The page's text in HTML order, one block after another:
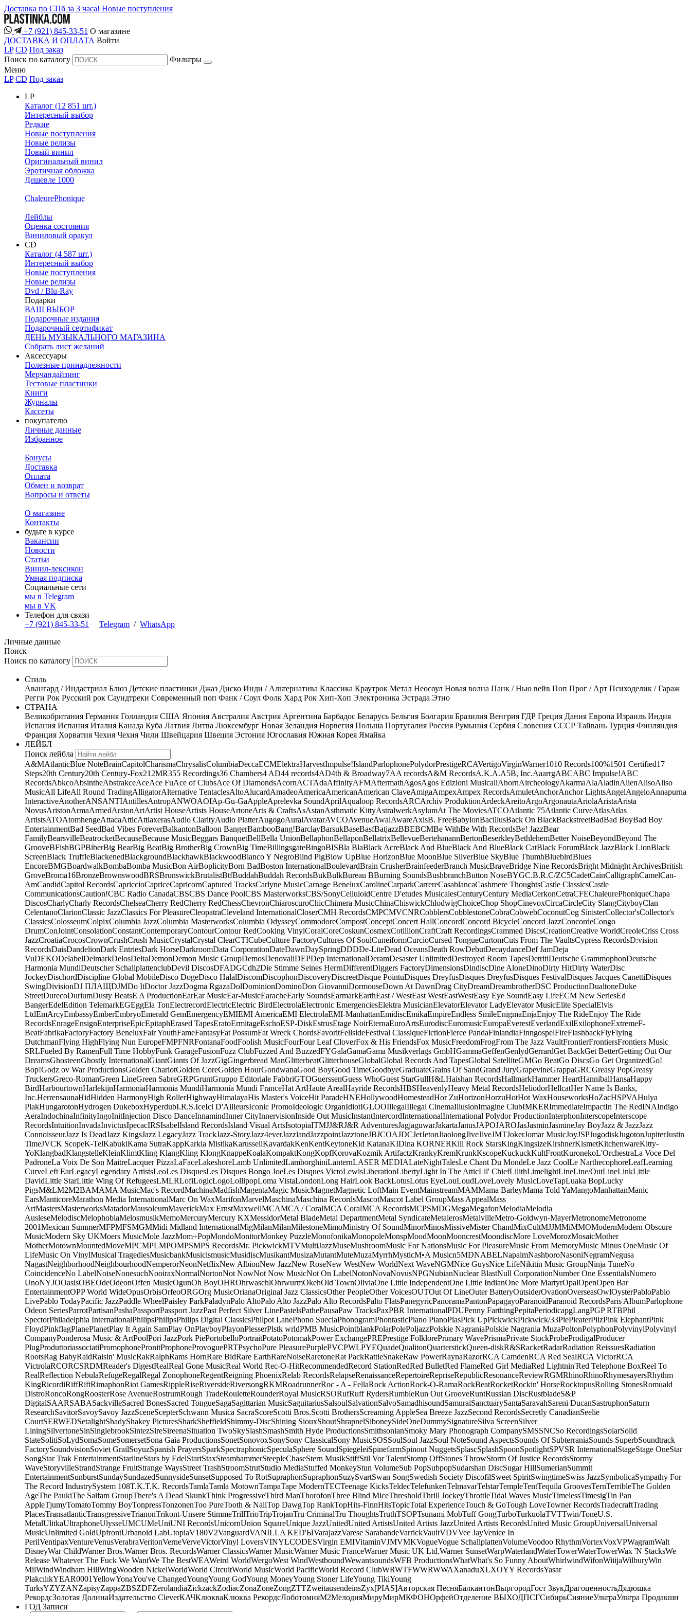
Доставка по СПб за 3 часа! Новые поступления
+7 (921) 845-33-51 О магазине
ДОСТАВКА И ОПЛАТА Войти
LP CD Под заказ
Поиск по каталогу
Фильтры
Меню
LP CD Под заказ
LP
Каталог (12 851 шт.)
Интересный выбор
Редкие
Новые поступления
Новые релизы
Новый винил
Оригинальный винил
Эротичная обложка
Дешевле 1000
ChaleurePhonique
Лейблы
Оценка состояния
Виниловый оракул
CD
Каталог (4 587 шт.)
Интересный выбор
Новые поступления
Новые релизы
Dvd / Blu-Ray
Подарки
ВАШ ВЫБОР
Подарочные издания
Подарочный сертификат
ДЕНЬ МУЗЫКАЛЬНОГО МАГАЗИНА
Собрать лист желаний
Аксессуары
Полезные принадлежности
Мерчандайзинг
Тестовые пластинки
Книги
Журналы
Кассеты
покупателю
Личные данные
Избранное
Бонусы
Доставка
Оплата
Обмен и возврат
Вопросы и ответы
О магазине
Контакты
будьте в курсе
Вакансии
Новости
Статьи
Винил-лексикон
Умная подписка
Социальные сети
мы в Telegram
мы в VK
Телефон для связи
+7 (921) 845-33-51
Telegram / WhatsApp
Личные данные
Поиск
Поиск по каталогу
Стиль
Авангард / Индастриал Блюз Детские пластинки Джаз Диско Инди / Альтернатива Классика Краутрок Метал Неосоул Новая волна Панк / Нью вейв Поп Прог / Арт Психоделик / Гараж
Регги Рок Русский рок Саундтреки Современный поп Фанк / Соул Фолк Хард Рок Хип-Хоп Электроника Эстрада Этно
СТРАНА
Великобритания Германия Голландия США Япония Австралия Австрия Аргентина Барбадос Беларусь Бельгия Болгария Бразилия Венгрия ГДР Греция Дания Европа Израиль Индия
Испания Испания Италия Канада Куба Латвия Литва Люксембург Новая Зеландия Норвегия Польша Португалия Россия Румыния Сербия Словения СССР Тайвань Турция Финляндия
Франция Хорватия Чехия Чехия Чили Швейцария Швеция Эстония Югославия Южная Корея Ямайка
ЛЕЙБЛ
Поиск лейбла
A&MAtlanticBlue NoteBrainCapitolCharismaChrysalisColumbiaDeccaECMElektraHarvestImpulse!IslandParlophonePolydorPrestigeRCAVertigoVirginWarner1010 Records100%1501 Certified17
Steps20th Century20th Century-Fox21 2MR355 Recordings36 Chambers4 AD44 records4AD4th & Broadway7AA recordsA&M RecordsA.K.A.A5B, Inc.AaarrgABCABC Impulse!ABC
RecordsAbkcoAbsintheAbstrakceAceAce FuAce of ClubsAce Of DiamondsAcornACTAdaAffinityAFMAftermathAgosAgos Edizioni MusicaliAhornAircheologyAkarmaAlaAladinAlienAlisoAliso
MusicAll LifeAll Round TradingAlligatorAlternative TentaclesAltoAlucardAmadeoAmericaAmericanAmerican ClaveAmigaAmpexAmpex RecordsAmuletAnchorAnchor LightsAngelAngeloAnnapurna
InteractiveAnotherANSANTIAntillesAntropANWOAOIAp-Gu-GaAppleAprelevka SoundAprilAqualoop RecordsARCArchiv ProduktionArdeckAreitoArgoArgonautaAriolaAristaArista
NovusAristonArmaArmedArstonArtArtist HouseArtists HouseArtoneArts & CraftsAsAstanAsthmatic KittyAstralwerkAsylumAt The MoviesATCOAtlantic 75Atlantic CurveAtlasAtlas
ArtistsATOAtomhengeAttacaAtticAttlaxerasAudio ClarityAudio PlatterAugogoAuralAvatarAVCOAvenueAwalAwareAxisB. FreeBabylonBacillusBack On BlackBackstreetBadBad BoyBad Boy
EntertainmentBad SeedBad Vibes ForeverBalkantonBalloon BangerBambooBang!BarclayBarsukBaseBasfBatjazzBBEBCMBe WithBe With RecordsBe! JazzBear
FamilyBearsvilleBeatrocketBecauseBecause MusicBeggars BanquetBellBella UnionBellaphonBellaponBellatrixBellevueBertelsmannBertonBeserkleyBethlehemBetter NoiseBeyondBeyond The
GrooveBFishBGPBiberBig BearBig BeatBig BrotherBig CrownBig TimeBillingsgateBingoBISBla BlaBlack AcreBlack And BlueBlack And BlueBlack CatBlack ForumBlack JazzBlack LionBlack
ScreenBlack TruffleBlackenedBlackgroundBlackhawkBlackwoodBlanco Y NegroBlind PigBlow UpBlue HorizonBlue MoonBlue SilverBlue SkyBlue ThumbBluebirdBlues
EncoreBMGBoardwalkBombaBomba MusicBon AirBoplicityBorn BadBoston InternationalBoulevardBrain CrusherBrainfeederBranch MusicBraveBridge Nine RecordsBright Midnight ArchivesBritish
GroveBroma16BronzeBrownswoodBRSBrunswickBrutalistBtfBuddahBuddah RecordsBukBulkBureau BBurning SoundsBushbranchButton NoseBYGC.B.R.C/ZC5CadetCainCalligraphCamelCan-
AmCandidCapitol RecordsCapriccioCapriceCapricornCaptured TracksCarlyne MusicCarnage BeneluxCarolineCarparkCarrereCasablancaCashmere ThoughtsCastle ClassicsCastle
CommunicationsCaution!CBC Radio CanadaCBSCBS Dance PoolCBS MasterworksCBS/SonyCelluloidCentre D'etudes MusicalesCenturyCentury MediaCerkonCetraCFEChaleurePhoniqueChapa
DiscosCharlyCharly RecordsChelseaCherry RedCherry RedChessChevronChiaroscuroChicChimera MusicChinaChiswickChlodwigChoiceChop ShopCinevoxCircaCircleCity SlangCityboyClan
CelentanoClarionClassic JazzClassics For PleasureCleopatraCleveland InternationalCloserCMH RecordsCMPCMVCNRCobblersCobblestoneCobraCobwebCoconutCog SinisterCollector'sCollector's
ClassicsColosseumColpixColumbia JazzColumbia MasterworksColumbia OdysseyCommodoreCompostConceptConcert HallConcordConcord BicycleConcord JazzConcordeCongo
DrumConJointConsolationConstantContemporaryContourContour RedCooking VinylCoralCoreCoskunCosmexCotillionCraftCraft RecordingsCrammed DiscsCreationCreative WorldCreoleCriss Cross
JazzCroatiaCrocosCrownCrushCrush MusicCrystalCrystal ClearCTICubeCulture FactoryCultures Of SoulCuneiformCurcioCursed TongueCurtomCuts From The VaultsCypress RecordsD:vision
RecordsDaisDandelionDark EntriesDark HorseDarkroomData CorporationDateDawnDaySpringDDDDe-LiteDead OceansDeath RowDebutDecaydanceDef JamDeja
VuDEKODelabelDelmarkDelosDeltaDemonDemon Music GroupDemosDenovaliDEPDep InternationalDeramDesaster UnlimitedDestroyed Room TapesDetritiDeutsche GrammophonDeutsche
Harmonia MundiDeutscher SchallplattenclubDevil DiscosDFADGCdh2Die Stimme Seines HerrnDifferentDiggers FactoryDimensionsDindiscDine AloneDinoDirty HitDirty WaterDisc
JockeyDischordDiscipline Global MobileDisco DogeDisco HalalDiscomDiscophonDiscoveryDiscreetDisque PointuDisques DreyfusDisques DreyfusDisques FestivalDisques Jacques CanettiDisques
SwingDivisionDJ ПЛАЩDJMDo ItDoctor JazzDogma RgazaDolDominionDominoDon GiovanniDormouseDown At DawnDrag CityDreamDreambrotherDSC ProductionDualtoneDuke
StreetDurecoDuriumDusty BeatsE A ProductionEarEar MusicEar-MusicEaracheEarly SoundsEarmarkEarthEast / WestEast WestEastWestEasy Eye SoundEasy LifeECM New SeriesEd
BangerEdelEdition TelemarkEGEggEla TonElectrecordElectricElectric BirdElectrolaElectronic EmergenciesElektra MusicianElevatorElevator LadyElevator MusicElite SpecialElvis
LtdEmArcyEmbassyEmberEmbryoEmerald GemEmergencyEMIEMI AmericaEMI ElectrolaEMI-ManhattanEmidiscEmikaEmpireEndless SmileEnigmaEnjaEnjoy The RideEnjoy The Ride
RecordsEnrageEnsignEnterpriseEpicEpitaphErased TapesEratoErmitageEschoESP-DiskEstrusEtage NoirEternaEuroArtsEurodiscEuromusicEuropaEverestEverlandExilExilophoneExtremeF-
BeatFabrikaFactoryFactory BeneluxFair YouthFameFantasyFat PossumFat Wreck ChordsFavoritFellsideFestival ClassiqueFictionFierce PandaFinlandiaFinngospelFireFlashbackFlyFlying
DutchmanFlying HighFlying Nun EuropeFMPFNRFontanaFoodFoolish MusicFourFour Leaf CloverFox & His FriendsFox MusicFreedomFrogFrom The Jazz VaultFrontierFrontiersFrontiers Music
SRLFueled By RamenFull Time HobbyFunk GarageFusionFuzz ClubFuzzed And BuzzedFYGalaGamaGama Musikverlags GmbHGammaGeffenGenlydGerrardGet BackGet BetterGetting Out Our
DreamsGhosteenGhostly InternationalGiantGiants Of JazzGigGingerbread ManGlitterbeatGlitterhouseGlobalGlobal Records And TapesGlobal SatelliteGMGo BeatGo DiscsGo Get OrganizedGo!
Bop!Godz ov War ProductionsGolden ChariotGolden CoreGolden HourGondwanaGood BoyGood TimeGoodbyeGraduateGrains Of SandGrand JuryGrapevineGrappaGRCGreasy PopGreasy
TruckersGreco-RomanGreen LineGreen SabreGRPGruntGruppo Editoriale FabbriGTOGuerssenGuess WhoGuest StarGullH&LHaishan RecordsHallmarkHammer HeartHannibalHansaHappy
BirdHarbourtownHarlekijnHarmoniaHarmonia MundiHarmonia Mundi FranceHat ArtHaute ArealHayride RecordsHBSHeavenlyHeavy Metal RecordsHeliodorHellcatHer Name Is Banks,
Inc.HerrensaunaHidHidden HarmonyHigh RollerHighwayHimalayaHis Master's VoiceHit ParadeHNEHollywoodHomesteadHor ZuHorizonHorzuHotHot WaxHouseworksHoZacHSPVAHulya
PlakHungarotonHydrogen DukeboxHyperdubI.R.S.IceIci D'AilleursIconic PromoIdeologic OrganIdiotIGLOOIllegalIllegal CinemaIllusionImagine ClubIMKERImmediateImpactIn The RedINAIndigo
AeraIndochinaInfinityIngoInitInjection Disco DanceInnamindInner CityInnervisionInside Out MusicInstantIntercordInternationalInternational Polydor ProductionInterphonInterscopeInterscope
RecordsIntuitionInvadaInvictusIpecacIRSIsabelIsland RecordsIsland Visual ArtsIsotopiaITMJJ&RJ&R AdventuresJagjaguwarJakartaJanusJAPOJAROJasJasminJasmineJay BoyJazz & JazzJazz
ConnoisseurJazz Is DeadJazz KingsJazz LegacyJazz TrackJazz-StoryJazz4everJazzlandJazzpointJazztoneJBJCOAJDCJetJetonJiaolongJiveJiveJMTJokerJomar MusicJoyJSPJugodiskJugotonJupiterJustin
TimeJVCK ScopeK-TelKabukiKama SutraKappKarkia MistikaKarussellKavardakKenKentKeytoneKid KatanaKIDina KORNERKill Rock StarsKingKingsizeKirshnerKismetKitchenwareKitty-
YoKlangbadKlangstelleKleinKlimtKling KlangKling KlongKnappeKoalaKompaktKongKopfKorovaKozmik ArtifactzKrankyKremKrunkKscopeKuckuckKultFrontKuronekoL'OrchestraLa Voce Del
PadroneLa Voix De Son MaitreLacquer PizzaLaFaceLakeshoreLamb UnlimitedLamborghiniLanternLASER MEDIALateNightTalesLe Chant Du MondeLe Jazz CoolLe NarthecophoreLeafLearning
CurveLeft EarLegacyLegendary ArtistsLeoLes DisquesLes Disques Bongo JoeLes Disques VictoLewisLiberationLibertyLight In The AtticLil' ChiefLilithLimelightLineLine/OutLineLinkLittle
DavidLittle StarLittle Wing Of RefugeesLMLRLofiLogicLogoLollipopLoma VistaLondonLong HairLook BackLotusLotus EyeLouLoudLoveLovely MusicLoveTapLuaka BopLucky
PigsM&LM2M2BAMAMA MusicMac's RecordMachinaMadfishMagentaMagic MusicMagnetMagnetic LoftMain EventMainstreamMAMMama BarleyMama Told YaMangoManhattanManic
EarsManticoreMarathon Media InternationalMarc On WaxMarifonMarvelMaschinaMaschina RecordsMascotMascot Label GroupMass AppealMass
ArtMastersMasterworksMatadorMausoleumMaverickMax ErnstMaxwellMCAMCA / CoralMCA CoralMCA RecordsMCPSMDGMegaMegafonMelodiaMelodia
AusleseMelodiscMelophobiaMelosmusikMemoMercuryMercury KXMessidorMetal BladeMetal DepartmentMetal SyndicateMetalerosMetalvilleMetro-Goldwyn-MayerMetronomeMetronome
2001Mexican SummerMFPMFSMGMMidi Midland InternationalMigMilanMilanMilestoneMimoMinistry Of SoundMinorMinosMissiveMister ChandMixCultMJJMMiMMOModernModern Obscure
MusicModern Sky UKMoers MusicMole JazzMom+PopMondoMonitorMonkey PuzzleMonofonikaMonopoleMonspMoodMoonMooncrestMoondiscMore LoveMorozMosaicMother
MotherMotownMountedMoveMPCMPLMPOMPSMPS RecordsMr. PickwickMTVMultiJazzMuseMushroomMusic For NationsMusic For PleasureMusic From MemoryMusic Minus OneMusic Of
LifeMusic On VinylMusical TragediesMusicbankMusicismusicMusidiscMusikantMusizaMutantMuteMuzaMyrrhMysticM•A Musicn5MDNABELNapalmNashboroNasoniNegramNegusa
NagastNeighborhoodNeighbourhoodNemperorNeonNetflixNew AlbionNew JazzNew RoseNew WestNew WorldNext WaveNGMNice GuysNice LifeNikitin Music GroupNinja TuneNo
CoincidenceNo LabelNoiseNonesuchNooiraxNormalNortonNot NowNot Now MusicNot On LabelNotonNovaNovusNPGNubianNuclear BlastNull CorporationNumber One EssentialsNumero
UnoNYJOOasisOBEOdeOdeonOffen MusicOgunOh BoyOHROhrwaschlOhrwurmOkehOld TownOliviaOne Little IndependentOne Little IndianOne More MartyrOpalOpenOpen Bar
EntertainmentOPP World WideOpusOrbisOrfeoORGOrg MusicOrianaOriginal Jazz ClassicsOther PeopleOther VoicesOUTOut Of LineOuter BatteryOutsiderOvationOverseasOwlOysterPabloPablo
LivePablo TodayPacific JazzPaddle WheelPaisley ParkPaladynPalo AltoPalo Alto JazzPalo Alto RecordsPalto FlatsPanegyricPanoramaPantonPapagayoParanoidParanoid RecordsParis AlbumParlophone
Odeon SeriesParrotPartisanPashaPassportPassport JazzPast Perfect Silver LinePastelsPathePausaPaw TracksPaxPBR InternationalPDUPenny FarthingPepitaPeriodicapgLangPGP RTBPhil
SpectorPhiladelphia InternationalPhilipsPhilipsPhilips Digital ClassicsPhilpot LanePhono SueciaPhonogramPhontasticPiano PianoPiasPick UpPickwickPickwick/33PiePieaterPilzPink ElephantPink
FloydPinkflagPlanePlanetPlay It Again SamPlay OnPlayboyPlayonPlesserPlstk wrldPMB MusicPointblankPolarPolePoljazzPolskie NagraniaPolskie Nagrania MuzaPoltonPolyphonPolyvinylPolyvinyl
CompanyPonderosa Music & ArtPoolPori JazzPork PiePortobelloPortraitPotatoPotomakPower ExchangePREPrestige FolklorePrimary WavePrismaPrivate StockProbeProdigalProducer
PlugProduttoriassociatiPromophonePronitProphoneProvoguePRTPsychoPure PleasurePurplePVCPWLPYEQuadeQualitonQuarterstickQueen-diskR&SRacketRadarRadiation ReissuesRadiation
RootsRag BabyRaidRaisin' MusicRakRalphRams HornRare BidRare EarthRareNoiseRaretoneRat PackRattleSnakeRaw PowerRaynaRazorRCA CamdenRCA Red SealRCA VictorRCA
VictrolaRCORCSRDMReader's DigestRealReal Gone MusicReal World Rec-O-HitRecommendedRecord StationRedRed BulletRed FlameRed Girl MediaRed Lightnin'Red Telephone BoxReel To
RealReflection NebulaRefugeRegalRegal ZonophoneRegentReigning PhoenixRelab RecordsRelapseRenaissanceRepertoireRepriseRepublicResonanceReviewRGMRhinoRhinoRhymesayersRhythm
KingRicordiRiffRiftRimaphonRiot GamesRippleRiseRiversideRiversongRKMRoadrunnerRoc - A - FellaRock ActionRock-O-RamaRockBeatRocketRockin' HorseRocktopusRolling StonesRomuald
DistroRoncoRongRoosterRose AvenueRostrumRough TradeRouletteRounderRoyal MusicRSORufRuff RydersRumbleRun Out GrooveRuntRussian DiscRustbladeS&P
DigitalSAARSABASackvilleSacred BonesSacred TongueSagaSagittarian MusicSaguitariusSalsoulSalvationSalvoSamadhisoundSamuraiSanctuarySantaSaravahSareni DucanSastruphonSaturn
ResearchSavitorSavoySavoy JazzSceneScepterSchwann Musica SacraScoreScotti Bros.Scotti BrothersScreaming AppleSea Breeze JazzSecond RecordsSecretly CanadianSeelie
CourtSERWEDSetalightShadyShakey PicturesSharkSheffieldShimmy-DiscShining SiouxShoutShrapnelSiboneySideOneDummySignatureSilva ScreenSilver
LiningSilvertoneSinSinglebrookSintezSireSireenaSituation TwoSkySlashSmashSmith Hyde ProductionsSmithsonianSmoky Mary Phonograph CompanySMSSNCSo RecordingsSolarSolid
StateSolitiSoLydSomaSomeSomersetSona Gaia ProductionsSonetSonovoxSonySony ClassicalSony MusicSOSSoulSoul JazzSoul NoteSound AspectsSounds Of SubterraniaSounds SuperbSoundtrack
FactorySoundvisionSoviet GrailSoyuzSpanish PrayersSparkSpectraphonicSpeculaSphere SoundSpiegeleiSpinefarmSpinout NuggetsSplascSplashSpoonSpotlightSPVSR InternationalStageStage OneStar
SongStar Trak EntertainmentStarlineStars by EdelStartStaxSteamhammerSteepleChaseStern MusikStiffStil Vor TalentStomp OffStones ThrowStorm Of Justice RecordsStormy
WaveStoryvilleStrandStrange FruitStrange WaysStreet TrashStroomStrutStudio MediaStuffed MonkeyStun VolumeSub PopSubpopSudarshan DiscSugar HillSumerianSummit
EntertainmentSunburstSundaySundazedSunnysideSunsetSupposed To RotSupraphonSupraphonSuzySvartSwan SongSwedish Society DiscofilSweet SpiritSwingtimeSwiss JazzSymbolicaSympathy For
The Record IndustrySystem 108T.K.T.K. RecordsTamlaTamla MotownTampaTape ModernTECTeenage KicksTeldecTelefunkenTelmavarTelstarTempleTentTequila GroovesTernTerribleThe Golden
AgeThe PaukiThe Saifam GroupThere's A Dead SkunkThink ProgressiveThird ManThorofonThree Blind MiceThresholdThrill JockeyThrottleTidal Waves MusicTimelessTimesigTin Pan
AppleTjumyTomatoTommy BoyTonpressTonzonenToo PureTooth & NailTop DawgTop RankTopHits-FinnHitsTopicTotal ExperienceTouch & GoTough LoveTowner RecordsTradecraftTrading
PlacesTransatlanticTransgressiveTrianonTrikont-Unsere StimmeTrillTrioTripTrojanTru CriminalTru ThoughtsTruthTSOPTsunami MobTuff GongTurboTurkuolaTVTTwin/ToneU.S.
MetalUlitkaUltraphoneUlysseUMCUMeUniUNI RecordsUnicornUnion SquareUnique JazzUnitedUnited ArtistsUnited Artists JazzUnited Artists RecordsUnited Music GroupUniversalUniversal
MusicUnlimited GoldUpfrontUrbanoid LabUtopiaV180V2VanguardVANILLA KED'ЫVarajazzVarese SarabandeVarrickVaultVDVVee JayVenice In
PerilVentipaxVentureVenusVerabraVeritonVerneVerveVictorVinyl LoversVINYLCODESVirgin EMIVitaminVJMVMKVogueVogue SchallplattenVolumeVoodoo RhythmVortexVoxVPWagramWalt
DisneyWar ChildWarner Bros.Warner Bros. RecordsWarner ClassicsWarner MusicWarner Music FranceWarner Music UK Ltd.Warner SunsetWarpWaterlandWaterTowerWaterTowerWax 'N StacksWe
Release Whatever The Fuck We WantWe The BestWEAWeird WorldWergoWest WindWestboundWewantsoundsWFB ProductionsWhatWhat's So Funny AboutWhirlwindWifonWiiijaWilburyWin
MilWindWindham HillWingWooden NickelWorldWorld CircuitWorld MusicWorld PacificWorld Record ClubWRWTFWWRWWAXanaduXLXOYY RecordsYasar
PlakcılıkYEAR0001YellowYonaYou've ChangedYoungYoung GodYoung MoneyYoung Stoner LifeYoung TikiYoung
TurksYZYZANZapisyZappaZBSZDFZerolandiaZickzackZodiacZonaZoneZongZTTZweitausendeinsZyx[PIAS]Авторская ПесняБалкантонВыргородГост ЗвукДрагоценностьДядюшка
РекордсЗолотая ДолинаИздательство CleverКАЧКлюкваКлюква РекордсЛоботомияМ2МелодияМируМирМКФОНОрфейОтделение ВЫХОДПСГСибирьСияниеУльтраУльтра Продакшн
ГОД Записи